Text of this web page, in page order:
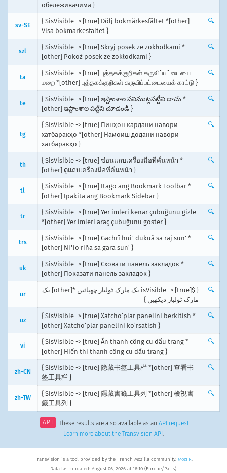
обележивачима }
sv-SE
{ $isVisible -> [true] Dölj bokmärkesfältet *[other]
Visa bokmärkesfältet }
🔍
szl
{ $isVisible -> [true] Skryj posek ze zokłodkami *
[other] Pokoż posek ze zokłodkami }
🔍
ta
{ $isVisible -> [true] புத்தகக்குறிகள் கருவிப்பட்டையை
மறை *[other] புத்தகக்குறிகள் கருவிப்பட்டையைக் காட்டு }
🔍
te
{ $isVisible -> [true] ఇష్టాంశాల పనిముట్లపట్టీని దాచు *
[other] ఇష్టాంశాల పట్టీని చూడండి }
🔍
tg
{ $isVisible -> [true] Пинҳон кардани навори
хатбаракҳо *[other] Намоиш додани навори
хатбаракҳо }
🔍
th
{ $isVisible -> [true] ซ่อนแถบเครื่องมือที่คั่นหน้า *
[other] ดูแถบเครื่องมือที่คั่นหน้า }
🔍
tl
{ $isVisible -> [true] Itago ang Bookmark Toolbar *
[other] Ipakita ang Bookmark Sidebar }
🔍
tr
{ $isVisible -> [true] Yer imleri kenar çubuğunu gizle
*[other] Yer imleri araç çubuğunu göster }
🔍
trs
{ $isVisible -> [true] Gachrī hui' dukuâ sa raj sun' *
[other] Ni'io riña sa gara sun' }
🔍
uk
{ $isVisible -> [true] Сховати панель закладок *
[other] Показати панель закладок }
🔍
ur
{ $isVisible -> [true] بک مارک ٹولبار چھپائیں *[other] بک
مارک ٹولبار دیکھیں }
🔍
uz
{ $isVisible -> [true] Xatcho‘plar panelini berkitish *
[other] Xatcho‘plar panelini ko‘rsatish }
🔍
vi
{ $isVisible -> [true] Ẩn thanh công cụ dấu trang *
[other] Hiển thị thanh công cụ dấu trang }
🔍
zh-CN
{ $isVisible -> [true] 隐藏书签工具栏 *[other] 查看书
签工具栏 }
🔍
zh-TW
{ $isVisible -> [true] 隱藏書籤工具列 *[other] 檢視書
籤工具列 }
🔍
API These results are also available as an API request.
Learn more about the Transvision API
Transvision is a tool provided by the French Mozilla community, MozFR.
Data last updated: August 06, 2026 at 16:10 (Europe/Paris).